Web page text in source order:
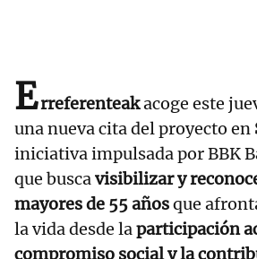
Erreferenteakacoge este
una nueva cita del proyecto en
iniciativa impulsada por BBK
que buscavisibilizar y
mayores de 55 añosque
la vida desde laparticipación
compromiso social y la